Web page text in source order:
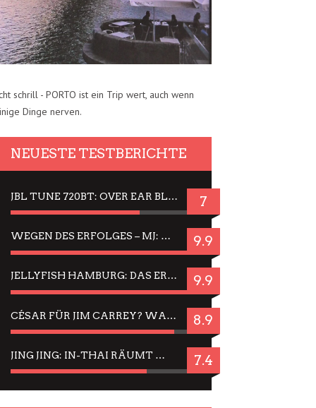
schrill - PORTO ist ein Trip wert, auch wenn
Dinge nerven.
NEUESTE TESTBERICHTE
JBL TUNE 720BT: OVER EAR BLUETOOTH KOPFHÖRER UM DIE 50,-€ IM DAUER-TEST 7
WEGEN DES ERFOLGES – MJ: MICHAEL JACKSON MUSICAL IN EINER MATINEE SEHEN 9.9
JELLYFISH HAMBURG: DAS ERFOLGREICHE SOMMER-MENÜ 2025 IN GEFÜHLEN UND BILDERN 9.9
CÉSAR FÜR JIM CARREY? WARUM DAS EINER DER NERVIGSTEN ACTORS IST UND BLEIBT 8.9
JING JING: IN-THAI RÄUMT WIEDER TITEL AB – EIN ZWEI-STUNDEN-ERLEBNISBERICHT 7.4